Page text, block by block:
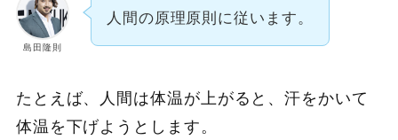
島田隆則
人間の原理原則に従います。
たとえば、人間は体温が上がると、汗をかいて
体温を下げようとします。